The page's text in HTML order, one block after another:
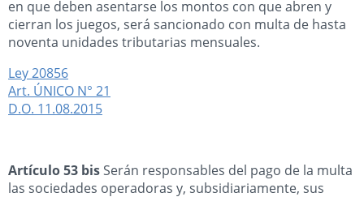
en que deben asentarse los montos con que abren y
cierran los juegos, será sancionado con multa de hasta
noventa unidades tributarias mensuales.
Ley 20856
Art. ÚNICO N° 21
D.O. 11.08.2015
Artículo 53 bisSerán responsables del pago de la multa
las sociedades operadoras y, subsidiariamente, sus